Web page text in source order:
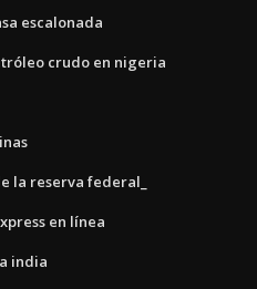
escalonada
crudo en nigeria
la reserva federal_
en línea
india